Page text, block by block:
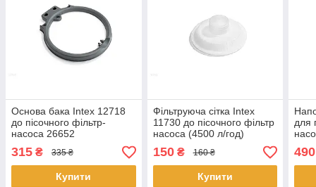
Основа бака Intex 12718
до пісочного фільтр-
насоса 26652
315 ₴ 335 ₴
Купити
Фільтруюча сітка Intex
11730 до пісочного фільтр
насоса (4500 л/год)
150₴ 160 ₴
Купити
для
490